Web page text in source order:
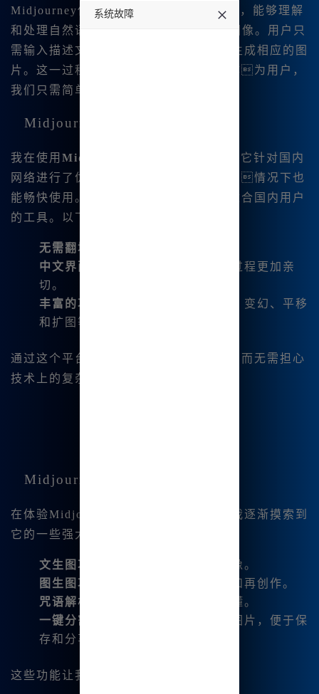
Midjourney使用了先进的深度学习算法，能够理解
和处理自然语言，从而😊生成高质量的图像。用户只
需输入描述文本，Midjourney便会自动生成相应的图
片。这一过程背后的技术非常复杂，但作为用户，
我们只需简单操 作即可。
Midjourney中文版的优势
我在使用 Midjourne.y中文绘画
时发现，它针对国内
网络进行了优化，使得我们在没有翻墙的情况下也
能畅快使用。这使得它成为了一款非常适合国内用户
的工具。以下是我总结的一些主要优势：
无需翻墙
中文界面
：支持中文输入，让使用过程更加亲
切。
丰富的功能
：包括图片编辑、微调、变幻、平移
和扩图等。
通过这个平台，我可以享受绘画的乐趣，而无需担心
技术上的复杂性。
Midjourney的主要功能
在体验Midjourney中文绘画的过程中，我逐渐摸索到
它的一些强大功能：
文生图功能
：根据文本描述生成图像。
图生图功能
：对已有图像进行修改和再创作。
咒语解析
：无需复杂命令，简单易懂。
一键分割与下载
：快速生成四宫格图片，便于保
存和分享。
这些功能让我在创作中更加游刃有余。
系统故障